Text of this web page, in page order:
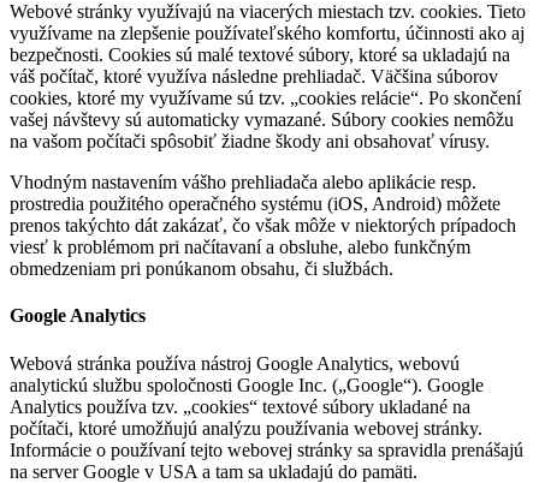
Webové stránky využívajú na viacerých miestach tzv. cookies. Tieto
využívame na zlepšenie používateľského komfortu, účinnosti ako aj
bezpečnosti. Cookies sú malé textové súbory, ktoré sa ukladajú na
váš počítač, ktoré využíva následne prehliadač. Väčšina súborov
cookies, ktoré my využívame sú tzv. „cookies relácie“. Po skončení
vašej návštevy sú automaticky vymazané. Súbory cookies nemôžu
na vašom počítači spôsobiť žiadne škody ani obsahovať vírusy.
Vhodným nastavením vášho prehliadača alebo aplikácie resp.
prostredia použitého operačného systému (iOS, Android) môžete
prenos takýchto dát zakázať, čo však môže v niektorých prípadoch
viesť k problémom pri načítavaní a obsluhe, alebo funkčným
obmedzeniam pri ponúkanom obsahu, či službách.
Google Analytics
Webová stránka používa nástroj Google Analytics, webovú
analytickú službu spoločnosti Google Inc. („Google“). Google
Analytics používa tzv. „cookies“ textové súbory ukladané na
počítači, ktoré umožňujú analýzu používania webovej stránky.
Informácie o používaní tejto webovej stránky sa spravidla prenášajú
na server Google v USA a tam sa ukladajú do pamäti.